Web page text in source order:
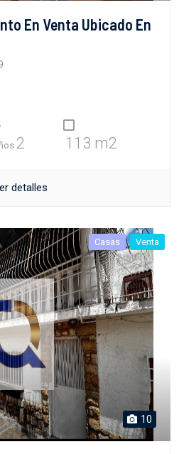
En Venta Ubicado En
2 113 m2
detalles
Casas Venta
10